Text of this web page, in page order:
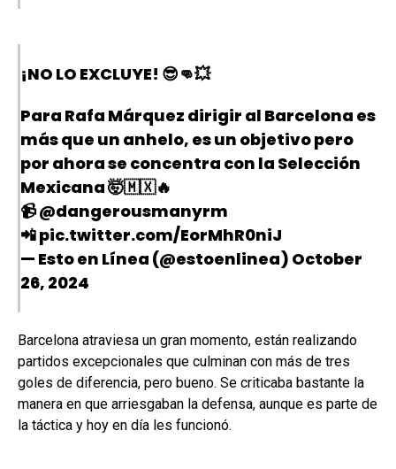
¡NO LO EXCLUYE! 😎👊💥
Para Rafa Márquez dirigir al Barcelona es
más que un anhelo, es un objetivo pero
por ahora se concentra con la Selección
Mexicana 🤯🇲🇽🔥
📹@dangerousmanyrm
📲pic.twitter.com/EorMhR0niJ
— Esto en Línea (@estoenlinea) October
26, 2024
Barcelona atraviesa un gran momento, están realizando
partidos excepcionales que culminan con más de tres
goles de diferencia, pero bueno. Se criticaba bastante la
manera en que arriesgaban la defensa, aunque es parte de
la táctica y hoy en día les funcionó.